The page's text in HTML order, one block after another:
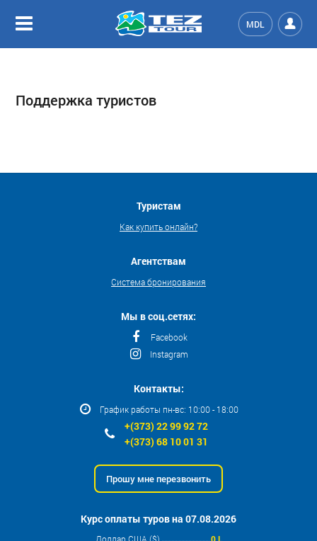
MDL
Поддержка туристов
Туристам
Как купить онлайн?
Агентствам
Система бронирования
Мы в соц.сетях:
Facebook
Instagram
Контакты:
График работы пн-вс: 10:00 - 18:00
+(373) 22 99 92 72
+(373) 68 10 01 31
Прошу мне перезвонить
Курс оплаты туров на 07.08.2026